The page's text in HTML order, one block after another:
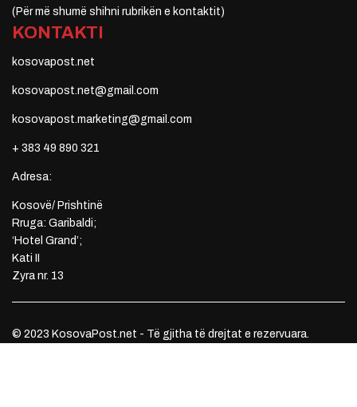
(Për më shumë shihni rubrikën e kontaktit)
KONTAKTI
kosovapost.net
kosovapost.net@gmail.com
kosovapost.marketing@gmail.com
+ 383 49 890 321
Adresa:
Kosovë/ Prishtinë
Rruga: Garibaldi;
‘Hotel Grand’;
Kati II
Zyra nr. 13
© 2023 KosovaPost.net - Të gjitha të drejtat e rezervuara.